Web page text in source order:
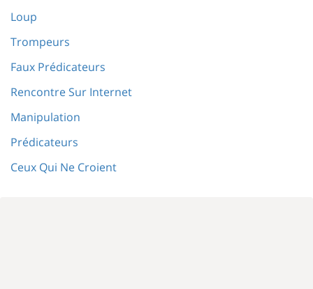
Loup
Trompeurs
Faux Prédicateurs
Rencontre Sur Internet
Manipulation
Prédicateurs
Ceux Qui Ne Croient